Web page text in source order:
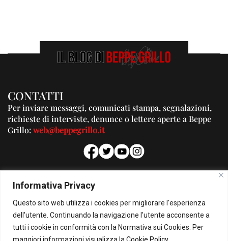
Informativa Privacy
Questo sito web utilizza i cookies per migliorare l'esperienza
dell'utente. Continuando la navigazione l'utente acconsente a
tutti i cookie in conformità con la Normativa sui Cookies. Per
maggiori informazioni visualizza la Cookie Policy
CONTATTI
Per inviare messaggi, comunicati stampa, segnalazioni,
richieste di interviste, denunce o lettere aperte a Beppe
Grillo:web@beppegrillo.it
PUBBLICITA'
Per la tua pubblicità su questo Blog:
pubblicita@beppegrillo.it